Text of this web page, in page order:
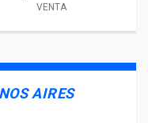
VENTA
AIRES